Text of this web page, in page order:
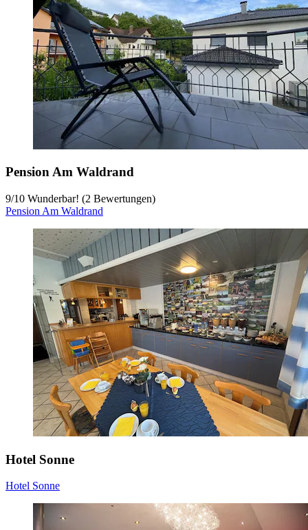
Pension Am Waldrand
9/10 Wunderbar! (2 Bewertungen)
Pension Am Waldrand
Hotel Sonne
Hotel Sonne